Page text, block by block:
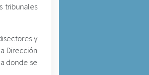
tribunales
y
Dirección
donde se